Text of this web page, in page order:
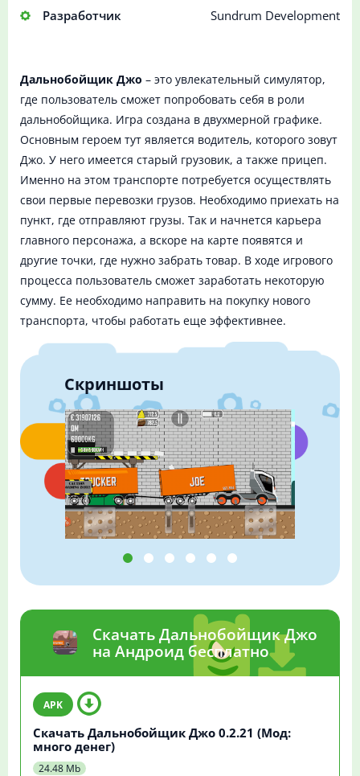
Разработчик
Sundrum Development
Дальнобойщик Джо – это увлекательный симулятор,
где пользователь сможет попробовать себя в роли
дальнобойщика. Игра создана в двухмерной графике.
Основным героем тут является водитель, которого зовут
Джо. У него имеется старый грузовик, а также прицеп.
Именно на этом транспорте потребуется осуществлять
свои первые перевозки грузов. Необходимо приехать на
пункт, где отправляют грузы. Так и начнется карьера
главного персонажа, а вскоре на карте появятся и
другие точки, где нужно забрать товар. В ходе игрового
процесса пользователь сможет заработать некоторую
сумму. Ее необходимо направить на покупку нового
транспорта, чтобы работать еще эффективнее.
Скриншоты
Скачать Дальнобойщик Джо
на Андроид бесплатно
Скачать Дальнобойщик Джо 0.2.21 (Мод:
много денег)
24.48 Mb